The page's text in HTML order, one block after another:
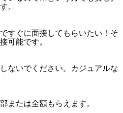
。
すぐに面接してもらいたい！そ
可能です。
ないでください。カジュアルな
または全額もらえます。